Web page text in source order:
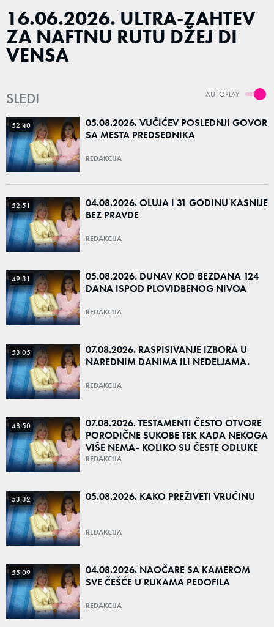
16.06.2026. ULTRA-ZAHTEV
ZA NAFTNU RUTU DŽEJ DI
VENSA
AUTOPLAY
SLEDI
52:40
05.08.2026. VUČIĆEV POSLEDNJI GOVOR
SA MESTA PREDSEDNIKA
REDAKCIJA
52:51
04.08.2026. OLUJA I 31 GODINU KASNIJE
BEZ PRAVDE
REDAKCIJA
49:31
05.08.2026. DUNAV KOD BEZDANA 124
DANA ISPOD PLOVIDBENOG NIVOA
REDAKCIJA
53:05
07.08.2026. RASPISIVANJE IZBORA U
NAREDNIM DANIMA ILI NEDELJAMA.
REDAKCIJA
48:50
07.08.2026. TESTAMENTI ČESTO OTVORE
PORODIČNE SUKOBE TEK KADA NEKOGA
VIŠE NEMA- KOLIKO SU ČESTE ODLUKE
DA NAJBLIŽI OSTANU BEZ NASLEDSTVA?
REDAKCIJA
53:32 05.08.2026. KAKO PREŽIVETI VRUĆINU
REDAKCIJA
55:09
04.08.2026. NAOČARE SA KAMEROM
SVE ČEŠĆE U RUKAMA PEDOFILA
REDAKCIJA